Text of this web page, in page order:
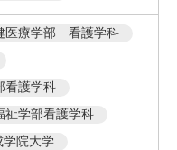
医療学部 看護学科
護学科
祉学部看護学科
学院大学